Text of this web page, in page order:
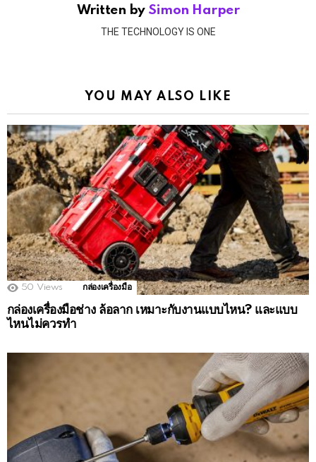
Written by Simon Harper
THE TECHNOLOGY IS ONE
YOU MAY ALSO LIKE
50 Views กล่องเครื่องมือ
กล่องเครื่องมือช่าง ล้อลาก เหมาะกับงานแบบไหน? และแบบ
ไหนไม่ควรทำ